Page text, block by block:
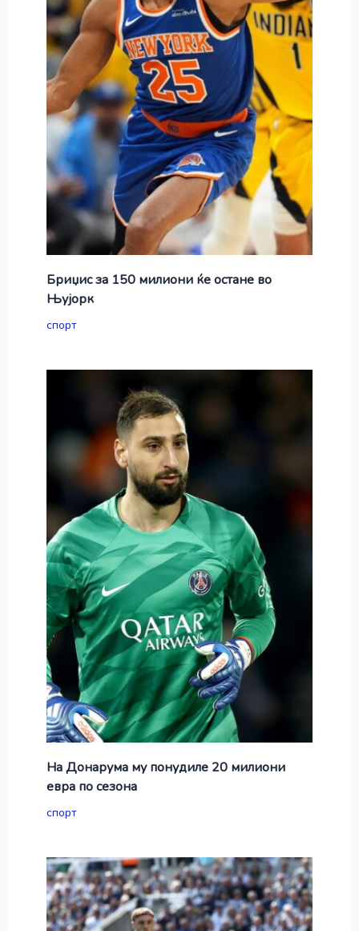
Бриџис за 150 милиони ќе остане во
Њујорк
спорт
На Донарума му понудиле 20 милиони
евра по сезона
спорт